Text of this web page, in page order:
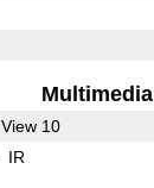
Multimedia
View 10
IR